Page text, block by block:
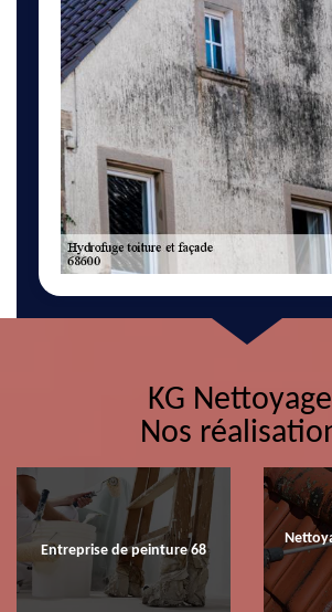
KG
Nos
Entreprise de peinture 68